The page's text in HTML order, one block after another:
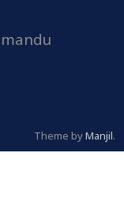
Theme byManjil.